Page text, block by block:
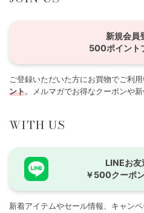
新規会員
500ポイント
ご登録いただいた方にお買物でご利
ント。メルマガでお得なクーポンや新
WITH US
LINEお友
￥500クーポ
新着アイテムやセール情報、キャン